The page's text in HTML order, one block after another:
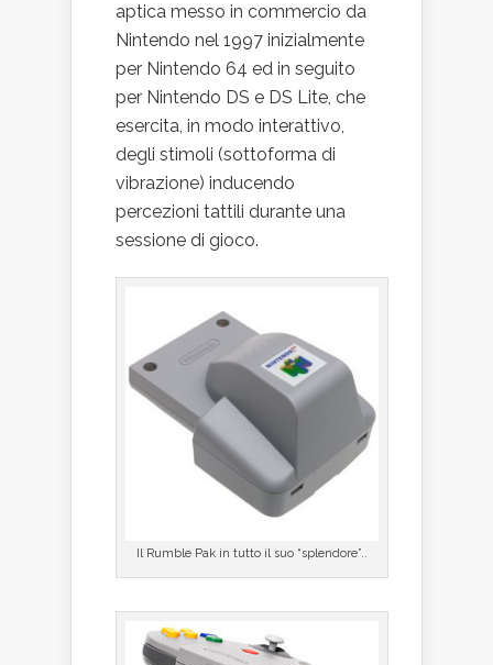
aptica messo in commercio da
Nintendo nel 1997 inizialmente
per Nintendo 64 ed in seguito
per Nintendo DS e DS Lite, che
esercita, in modo interattivo,
degli stimoli (sottoforma di
vibrazione) inducendo
percezioni tattili durante una
sessione di gioco.
Il Rumble Pak in tutto il suo “splendore”..